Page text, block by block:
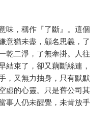
味，稱作『了斷』。這個
意猶未盡，顧名思義，了
乾二淨，了無牽掛。人往
結束了，卻又藕斷絲連，
，又無力抽身，只有默默
虛的心靈。只是舊公司其
事人仍未醒覺，未肯放手